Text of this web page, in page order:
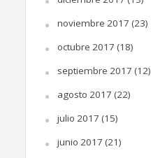
noviembre 2017 (23)
octubre 2017 (18)
septiembre 2017 (12)
agosto 2017 (22)
julio 2017 (15)
junio 2017 (21)